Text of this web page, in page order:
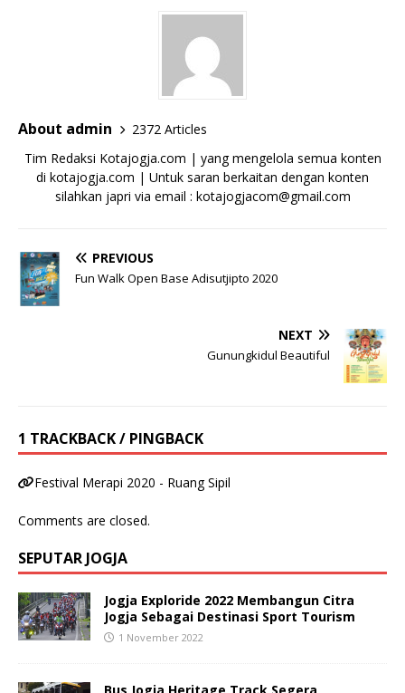
About admin
2372 Articles
Tim Redaksi Kotajogja.com | yang mengelola semua konten
di kotajogja.com | Untuk saran berkaitan dengan konten
silahkan japri via email : kotajogjacom@gmail.com
PREVIOUS
Fun Walk Open Base Adisutjipto 2020
NEXT
Gunungkidul Beautiful
1 TRACKBACK / PINGBACK
Festival Merapi 2020 - Ruang Sipil
Comments are closed.
SEPUTAR JOGJA
Jogja Exploride 2022 Membangun Citra
Jogja Sebagai Destinasi Sport Tourism
1 November 2022